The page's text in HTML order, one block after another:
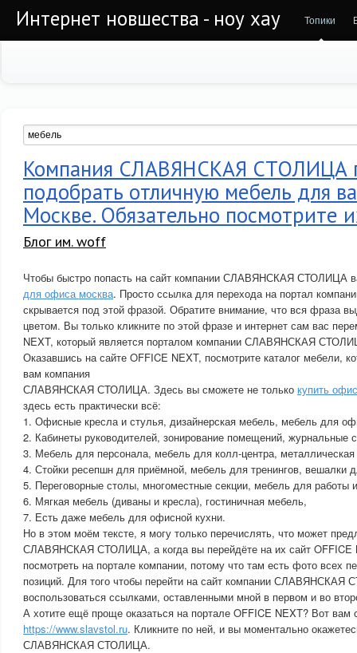
Интернет новшества - ноу хау Топики
Компания СЛАВЯНСКАЯ СТОЛИЦА
подобрать отличную мебель для
Москве. Обязательно посмотрите
Блог им. woff
Чтобы быстро попасть на сайт компании СЛАВЯНСКАЯ СТОЛИЦА
для офиса москва. Просто ссылка для перехода на портал
скрывается под этой фразой. Обратите внимание, что вся фраза
цветом. Вы только кликните по этой фразе и интернет сам вас
NEXT, который является порталом компании СЛАВЯНСКАЯ
Оказавшись на сайте OFFICE NEXT, посмотрите каталог мебели,
вам компания
СЛАВЯНСКАЯ СТОЛИЦА. Здесь вы сможете не только купить
здесь есть практически всё:
1. Офисные кресла и стулья, дизайнерская мебель, мебель для
2. Кабинеты руководителей, зонирование помещений, журнальные
3. Мебель для персонала, мебель для колл-центра,
4. Стойки ресепшн для приёмной, мебель для тренингов, вешалки
5. Переговорные столы, многоместные секции, мебель для работы
6. Мягкая мебель (диваны и кресла), гостиничная мебель,
7. Есть даже мебель для офисной кухни.
Но в этом моём тексте, я могу только перечислять, что может
СЛАВЯНСКАЯ СТОЛИЦА, а когда вы перейдёте на их сайт OFFICE
посмотреть на портале компании, потому что там есть фото всех
позиций. Для того чтобы перейти на сайт компании
воспользоваться ссылками, оставленными мной в первом и во
А хотите ещё проще оказаться на портале OFFICE NEXT? Вот вам
https://www.slavstol.ru. Кликните по ней, и вы моментально
СЛАВЯНСКАЯ СТОЛИЦА.